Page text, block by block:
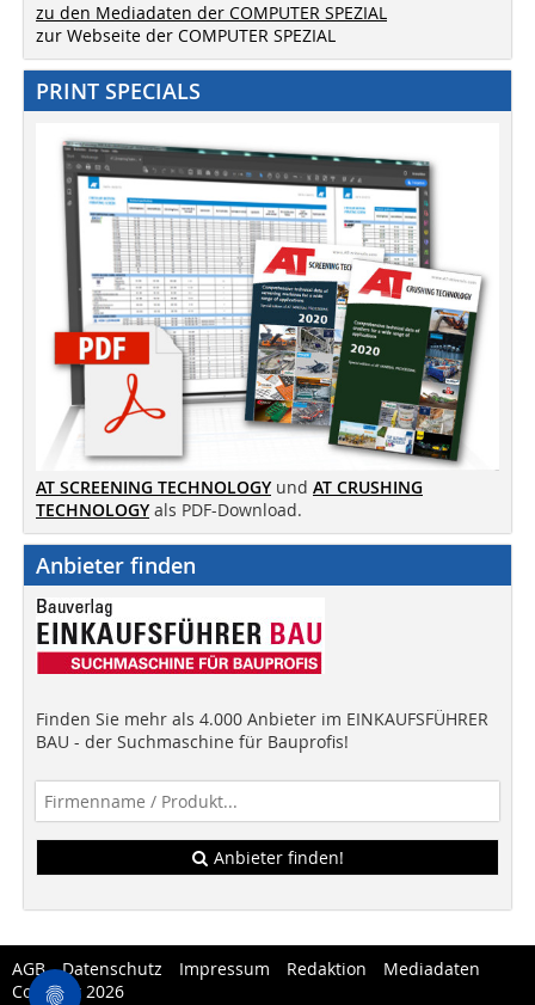
zu den Mediadaten der COMPUTER SPEZIAL
zur Webseite der COMPUTER SPEZIAL
PRINT SPECIALS
AT SCREENING TECHNOLOGY und AT CRUSHING
TECHNOLOGY als PDF-Download.
Anbieter finden
Finden Sie mehr als 4.000 Anbieter im EINKAUFSFÜHRER
BAU - der Suchmaschine für Bauprofis!
Anbieter finden!
AGB Datenschutz Impressum Redaktion
Mediadaten
Copytest 2026